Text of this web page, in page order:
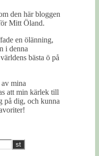
den här bloggen
Mitt Öland.
en ölänning,
i denna
bästa ö på
mina
att min kärlek till
på dig, och kunna